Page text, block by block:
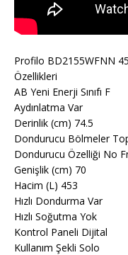
Profilo BD2155WFNN
Özellikleri
AB Yeni Enerji Sınıfı F
Aydınlatma Var
Derinlik (cm) 74.5
Dondurucu Bölmeler
Dondurucu Özelliği No
Genişlik (cm) 70
Hacim (L) 453
Hızlı Dondurma Var
Hızlı Soğutma Yok
Kontrol Paneli Dijital
Kullanım Şekli Solo